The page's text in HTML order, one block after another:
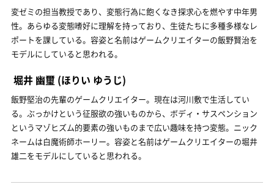
変ゼミの担当教授であり、変態行為に飽くなき探求心を燃やす中年男
性。あらゆる変態嗜好に理解を持っており、生徒たちに多種多様なレ
ポートを課している。容姿と名前はゲームクリエイターの飯野賢治を
モデルにしていると思われる。
堀井 幽璽 (ほりい ゆうじ)
飯野堅治の先輩のゲームクリエイター。現在は河川敷で生活してい
る。ぶっかけという征服欲の強いものから、ボディ・サスペンション
というマゾヒズム的要素の強いものまで広い趣味を持つ変態。ニック
ネームは白魔術師ホーリー。容姿と名前はゲームクリエイターの堀井
雄二をモデルにしていると思われる。